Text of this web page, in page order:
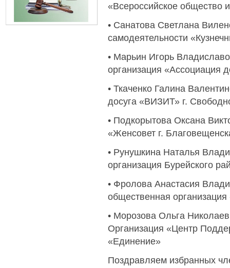
«Всероссийское общество
• Санатова Светлана
самодеятельности
• Марьин Игорь
организация «Ассоциация
• Ткаченко Галина
досуга «ВИЗИТ» г.
• Подкорытова Оксана
«Женсовет г.
• Рунушкина Наталья
организация Бурейского
• Фролова Анастасия
общественная
• Морозова Ольга
Организация «Центр
«Единение»
Поздравляем избранных